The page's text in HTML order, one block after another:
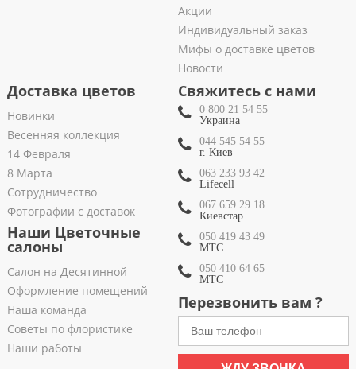
Акции
Индивидуальный заказ
Мифы о доставке цветов
Новости
Доставка цветов
Новинки
Весенняя коллекция
14 Февраля
8 Марта
Сотрудничество
Фотографии с доставок
Наши Цветочные
салоны
Салон на Десятинной
Оформление помещений
Наша команда
Советы по флористике
Наши работы
Свяжитесь с нами
0 800 21 54 55
Украина
044 545 54 55
г. Киев
063 233 93 42
Lifecell
067 659 29 18
Киевстар
050 419 43 49
МТС
050 410 64 65
МТС
Перезвонить вам ?